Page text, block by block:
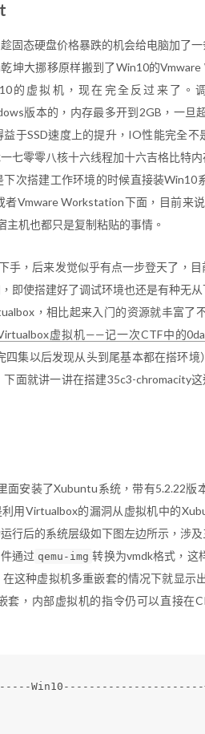
固态硬盘价格暴跌的机会给电脑加了
坤大挪移原样搬到了Win10的
的虚拟机，现在完全反过来了。
版本的，内存最多开到2GB，一旦
于SSD速度上的提升，IO性能完全
七零零八核十六线程加十六吉格比特
次搭建工作环境的时候直接装Win10
者Vmware Workstation下面，目前来
机也都只是复制粘贴的事情。
手，后来发觉似乎有点一步登天了，
即使搭建好了调试环境也还是有种无
，相比起来入门的资源就丰富了
虚拟机——记一次CTF中的
四集以后发现从头到尾基本都在搭环
面就讲一讲在搭建35c3-chromacity
面安装了Xubuntu系统，带有5.2.22
用Virtualbox的漏洞从虚拟机中的
行后的系统层级如下图左边所示，涉
通过 qemu-img 转换为vmdk格式，这
这种虚拟机多重嵌套的情况下就显示
套，内部虚拟机的指令仍可以直接在
Win10----------------------